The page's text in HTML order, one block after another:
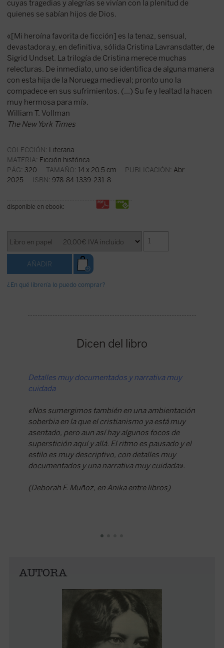
cuyas tragedias y alegrías se vivían con la plenitud de
quienes se sabían hijos de Dios.
«[Mi heroína favorita de ficción] es la tenaz, sensual,
devastadora y, en definitiva, sólida Cristina Lavransdatter, de
Sigrid Undset. La trilogía de Cristina merece muchas
relecturas. De inmediato, uno se identifica de alguna manera
con esta hija de la Noruega medieval; pronto uno la
compadece en sus sufrimientos. (...) Su fe y lealtad la hacen
muy hermosa para mí».
William T. Vollman
The New York Times
COLECCIÓN: Literaria
MATERIA: Ficción histórica
PÁG: 320 TAMAÑO: 14 x 20.5 cm PUBLICACIÓN: Abr
2025 ISBN: 978-84-1339-231-8
disponible en ebook:
¿En qué librería lo puedo comprar?
Dicen del libro
Detalles muy documentados y narrativa muy
cuidada
«Nos sumergimos también en una ambientación
soberbia en la que el cristianismo ya está muy
asentado, pero aun así hay algunos focos de
superstición aquí y allá. El ritmo es pausado y el
estilo es muy descriptivo, con detalles muy
documentados y una narrativa muy cuidada».
(Deborah F. Muñoz, en Anika entre libros)
AUTORA